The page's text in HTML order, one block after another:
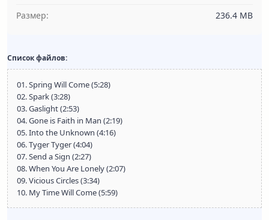
Размер:
236.4 MB
Список файлов:
01. Spring Will Come (5:28)
02. Spark (3:28)
03. Gaslight (2:53)
04. Gone is Faith in Man (2:19)
05. Into the Unknown (4:16)
06. Tyger Tyger (4:04)
07. Send a Sign (2:27)
08. When You Are Lonely (2:07)
09. Vicious Circles (3:34)
10. My Time Will Come (5:59)